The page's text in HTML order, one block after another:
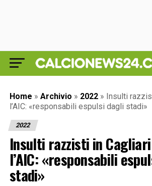
Home » Archivio » 2022 » Insulti
l’AIC: «responsabili espulsi dagli stadi»
2022
Insulti razzisti in
l’AIC: «responsabili
stadi»